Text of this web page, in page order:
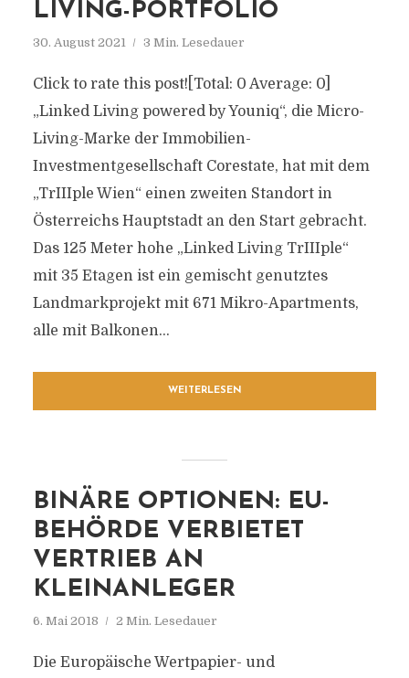
LIVING-PORTFOLIO
30. August 2021 3 Min. Lesedauer
Click to rate this post![Total: 0 Average: 0]
„Linked Living powered by Youniq“, die Micro-
Living-Marke der Immobilien-
Investmentgesellschaft Corestate, hat mit dem
„TrIIIple Wien“ einen zweiten Standort in
Österreichs Hauptstadt an den Start gebracht.
Das 125 Meter hohe „Linked Living TrIIIple“
mit 35 Etagen ist ein gemischt genutztes
Landmarkprojekt mit 671 Mikro-Apartments,
alle mit Balkonen...
WEITERLESEN
BINÄRE OPTIONEN: EU-
BEHÖRDE VERBIETET
VERTRIEB AN
KLEINANLEGER
6. Mai 2018 2 Min. Lesedauer
Die Europäische Wertpapier- und